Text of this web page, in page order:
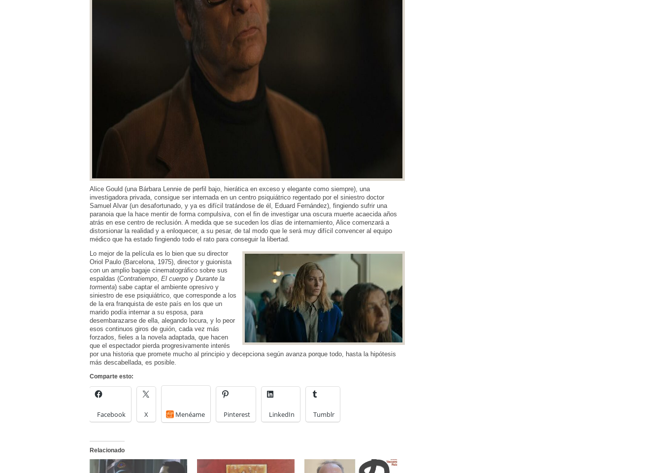
Alice Gould (una Bárbara Lennie de perfil bajo, hierática en exceso y elegante como siempre), una
investigadora privada, consigue ser internada en un centro psiquiátrico regentado por el siniestro doctor
Samuel Alvar (un desafortunado, y ya es difícil tratándose de él, Eduard Fernández), fingiendo sufrir una
paranoia que la hace mentir de forma compulsiva, con el fin de investigar una oscura muerte acaecida años
atrás en ese centro de reclusión. A medida que se suceden los días de internamiento, Alice comenzará a
distorsionar la realidad y a enloquecer, a su pesar, de tal modo que le será muy difícil convencer al equipo
médico que ha estado fingiendo todo el rato para conseguir la libertad.
Lo mejor de la película es lo bien que su director
Oriol Paulo (Barcelona, 1975), director y guionista
con un amplio bagaje cinematográfico sobre sus
espaldas (Contratiempo, El cuerpo y Durante la
tormenta) sabe captar el ambiente opresivo y
siniestro de ese psiquiátrico, que corresponde a los
de la era franquista de este país en los que un
marido podía internar a su esposa, para
desembarazarse de ella, alegando locura, y lo peor
esos continuos giros de guión, cada vez más
forzados, fieles a la novela adaptada, que hacen
que el espectador pierda progresivamente interés
por una historia que promete mucho al principio y decepciona según avanza porque todo, hasta la hipótesis
más descabellada, es posible.
Comparte esto:
Facebook X Menéame Pinterest LinkedIn Tumblr
Relacionado